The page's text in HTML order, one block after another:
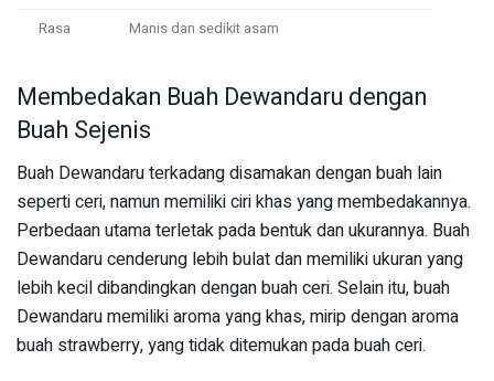
Rasa
Manis dan sedikit asam
Membedakan Buah Dewandaru dengan
Buah Sejenis
Buah Dewandaru terkadang disamakan dengan buah lain
seperti ceri, namun memiliki ciri khas yang membedakannya.
Perbedaan utama terletak pada bentuk dan ukurannya. Buah
Dewandaru cenderung lebih bulat dan memiliki ukuran yang
lebih kecil dibandingkan dengan buah ceri. Selain itu, buah
Dewandaru memiliki aroma yang khas, mirip dengan aroma
buah strawberry, yang tidak ditemukan pada buah ceri.